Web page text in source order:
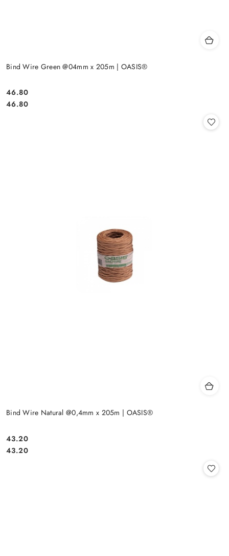
Bind Wire Green @04mm x 205m | OASIS®
Cena:
46.80
Cena:
46.80
Bind Wire Natural @0,4mm x 205m | OASIS®
Cena:
43.20
Cena:
43.20